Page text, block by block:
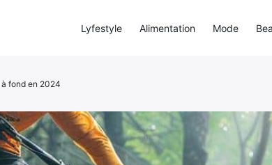
fond en 2024
Lyfestyle Alimentation Mode